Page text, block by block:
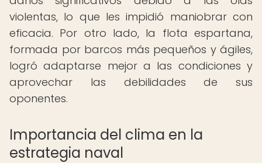
violentas, lo que les impidió maniobrar con
eficacia. Por otro lado, la flota espartana,
formada por barcos más pequeños y ágiles,
logró adaptarse mejor a las condiciones y
aprovechar las debilidades de sus
oponentes.
Importancia del clima en la
estrategia naval